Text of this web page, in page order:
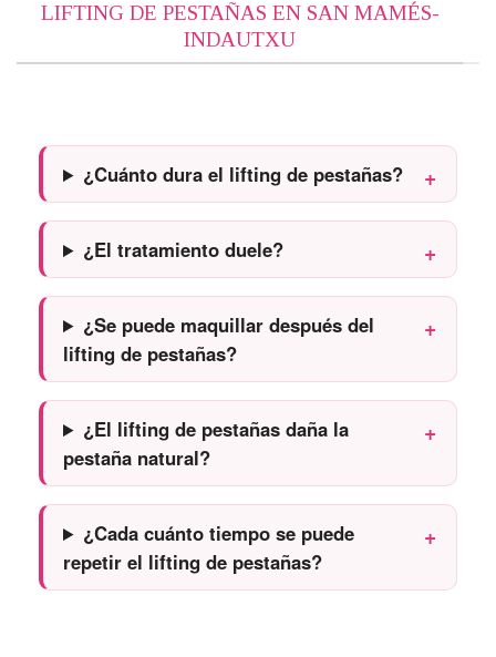
LIFTING DE PESTAÑAS EN SAN MAMÉS-
INDAUTXU
¿Cuánto dura el lifting de pestañas?
¿El tratamiento duele?
¿Se puede maquillar después del
lifting de pestañas?
¿El lifting de pestañas daña la
pestaña natural?
¿Cada cuánto tiempo se puede
repetir el lifting de pestañas?